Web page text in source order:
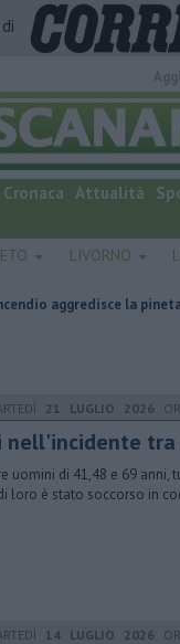
Cronaca Attualità
LIVORNO
la pineta Casa
21 LUGLIO 2026
nell'incidente
uomini di 41,48 e 69
loro è stato soccorso in
14 LUGLIO 2026